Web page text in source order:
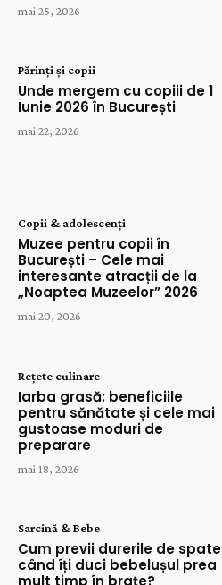
mai 25, 2026
Părinți și copii
Unde mergem cu copiii de 1
Iunie 2026 în București
mai 22, 2026
Copii & adolescenți
Muzee pentru copii în
București – Cele mai
interesante atracții de la
„Noaptea Muzeelor” 2026
mai 20, 2026
Rețete culinare
Iarba grasă: beneficiile
pentru sănătate și cele mai
gustoase moduri de
preparare
mai 18, 2026
Sarcină & Bebe
Cum previi durerile de spate
când îți duci bebelușul prea